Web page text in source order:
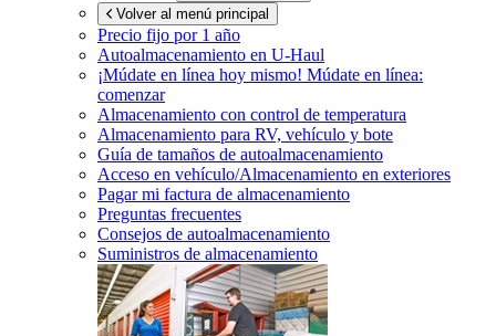
Volver al menú principal
Precio fijo por 1 año
Autoalmacenamiento en U-Haul
¡Múdate en línea hoy mismo! Múdate en línea:
comenzar
Almacenamiento con control de temperatura
Almacenamiento para RV, vehículo y bote
Guía de tamaños de autoalmacenamiento
Acceso en vehículo/Almacenamiento en exteriores
Pagar mi factura de almacenamiento
Preguntas frecuentes
Consejos de autoalmacenamiento
Suministros de almacenamiento